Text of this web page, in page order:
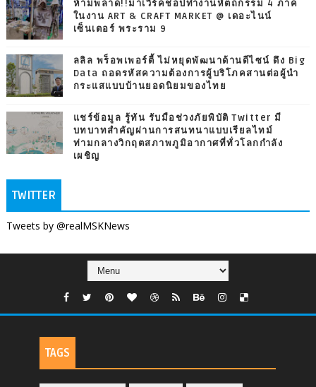
ห้ามพลาด!!มาเวิร์คช็อปทำงานหัตถกรรม 4 ภาค
ในงาน ART & CRAFT MARKET @ เดอะไนน์
เซ็นเตอร์ พระราม 9
ลลิล พร็อพเพอร์ตี้ ไม่หยุดพัฒนาด้านดีไซน์ ดึง Big
Data ถอดรหัสความต้องการผู้บริโภคสานต่อผู้นำ
กระแสแบบบ้านยอดนิยมของไทย
แชร์ข้อมูล รู้ทัน รับมือช่วงภัยพิบัติ Twitter มี
บทบาทสำคัญผ่านการสนทนาแบบเรียลไทม์
ท่ามกลางวิกฤตสภาพภูมิอากาศที่ทั่วโลกกำลัง
เผชิญ
TWITTER
Tweets by @realMSKNews
TAGS